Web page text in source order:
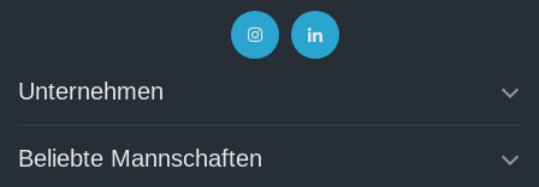
Unternehmen
Beliebte Mannschaften